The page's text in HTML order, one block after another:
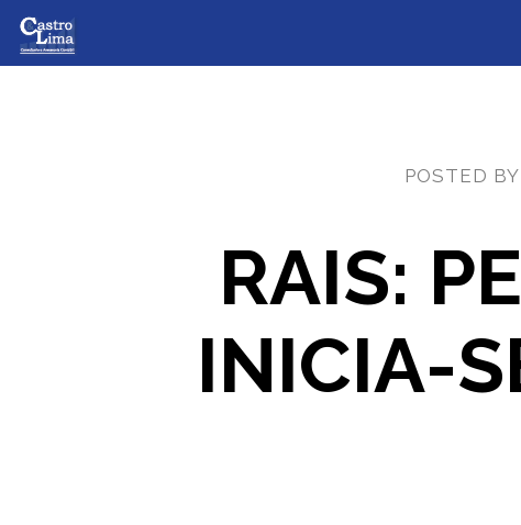
POSTED BY
RAIS:
INICIA-